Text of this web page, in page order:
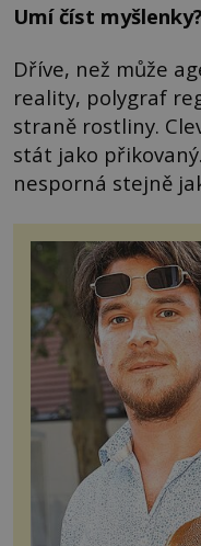
Umí číst myšlenky?
Dříve, než může
reality, polygraf
straně rostliny.
stát jako
nesporná stejně